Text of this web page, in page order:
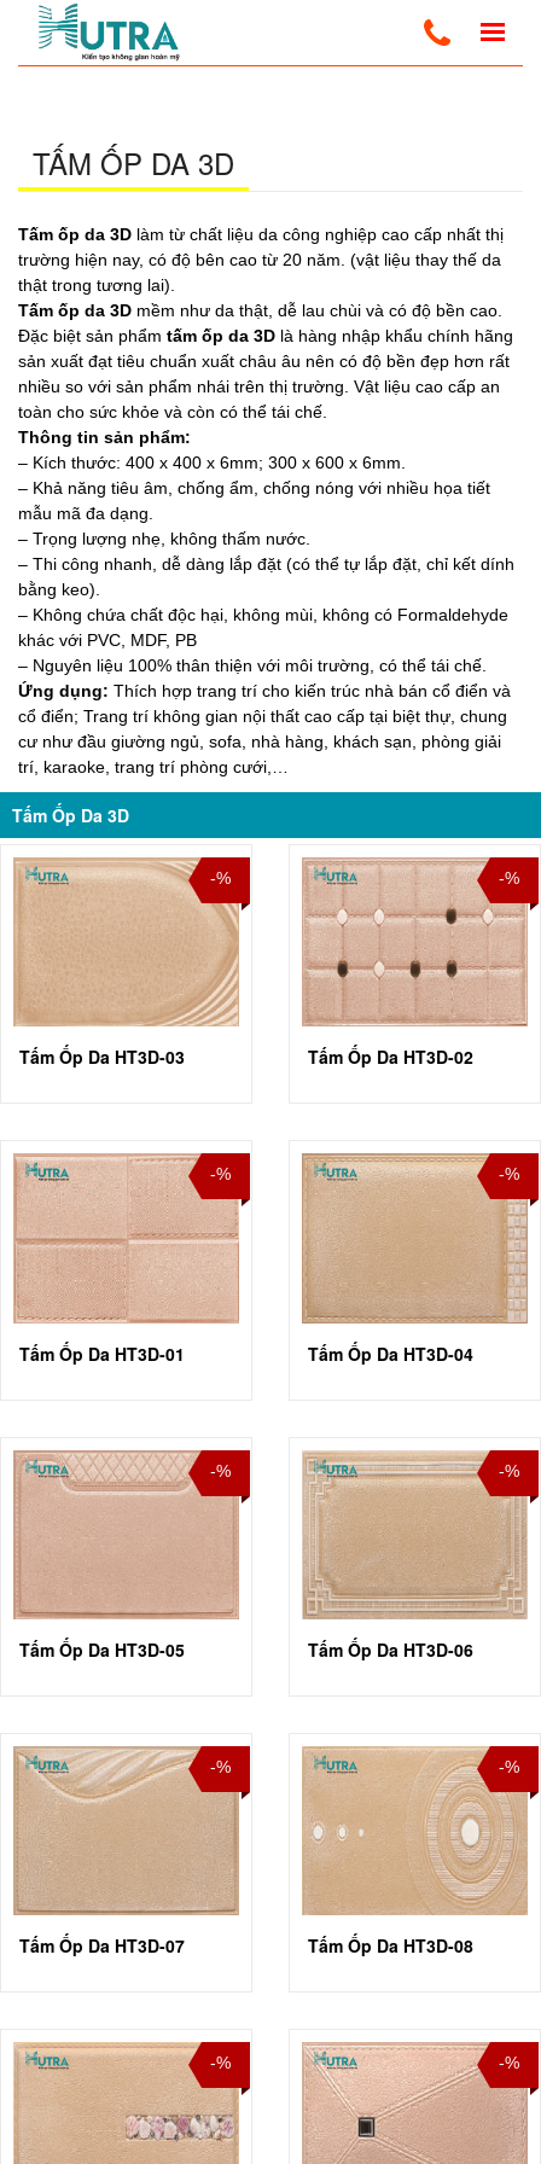
Trang Chủ Tấm Ốp Tường 3D Tấm Ốp Da 3D
TẤM ỐP DA 3D
Tấm ốp da 3D làm từ chất liệu da công nghiệp cao cấp nhất thị
trường hiện nay, có độ bên cao từ 20 năm. (vật liệu thay thế da
thật trong tương lai).
Tấm ốp da 3D mềm như da thật, dễ lau chùi và có độ bền cao.
Đặc biệt sản phẩm tấm ốp da 3D là hàng nhập khẩu chính hãng
sản xuất đạt tiêu chuẩn xuất châu âu nên có độ bền đẹp hơn rất
nhiều so với sản phẩm nhái trên thị trường. Vật liệu cao cấp an
toàn cho sức khỏe và còn có thể tái chế.
Thông tin sản phẩm:
– Kích thước: 400 x 400 x 6mm; 300 x 600 x 6mm.
– Khả năng tiêu âm, chống ẩm, chống nóng với nhiều họa tiết
mẫu mã đa dạng.
– Trọng lượng nhẹ, không thấm nước.
– Thi công nhanh, dễ dàng lắp đặt (có thể tự lắp đặt, chỉ kết dính
bằng keo).
– Không chứa chất độc hại, không mùi, không có Formaldehyde
khác với PVC, MDF, PB
– Nguyên liệu 100% thân thiện với môi trường, có thể tái chế.
Ứng dụng: Thích hợp trang trí cho kiến trúc nhà bán cổ điển và
cổ điển; Trang trí không gian nội thất cao cấp tại biệt thự, chung
cư như đầu giường ngủ, sofa, nhà hàng, khách sạn, phòng giải
trí, karaoke, trang trí phòng cưới,…
Tấm Ốp Da 3D
-%
Tấm Ốp Da HT3D-03
-%
Tấm Ốp Da HT3D-02
-%
Tấm Ốp Da HT3D-01
-%
Tấm Ốp Da HT3D-04
-%
Tấm Ốp Da HT3D-05
-%
Tấm Ốp Da HT3D-06
-%
Tấm Ốp Da HT3D-07
-%
Tấm Ốp Da HT3D-08
-% -%